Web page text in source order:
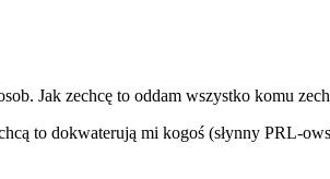
Jak zechcę to oddam wszystko komu
to dokwaterują mi kogoś (słynny PRL-